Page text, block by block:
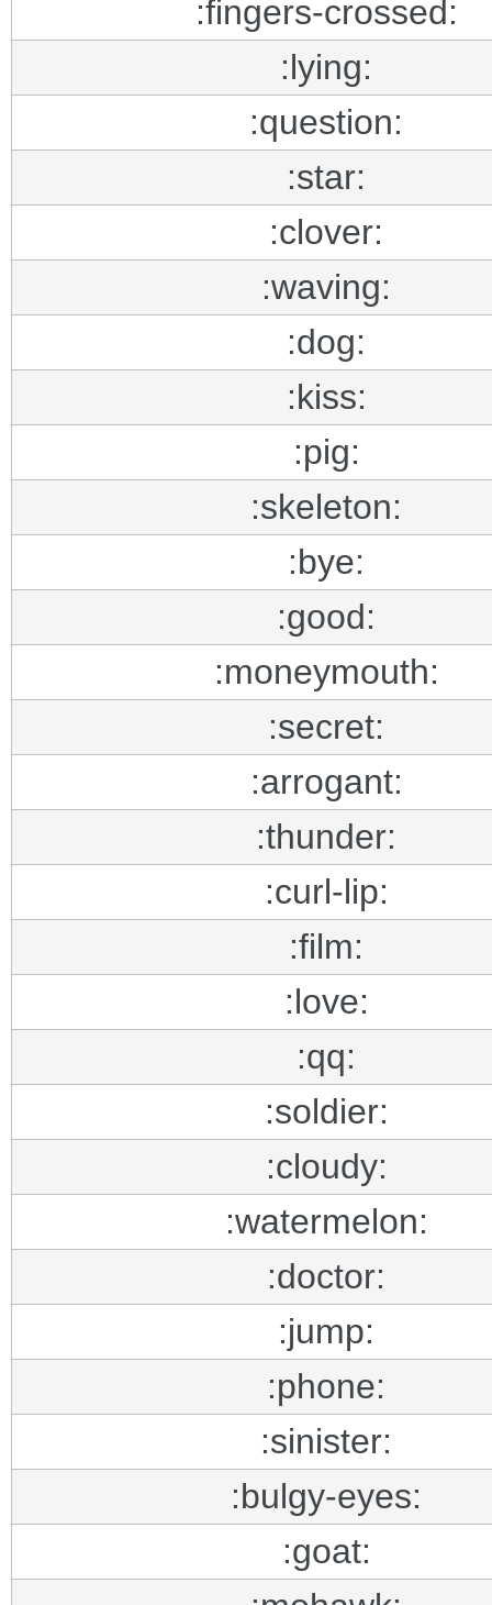
:fingers-crossed:
:lying:
:question:
:star:
:clover:
:waving:
:dog:
:kiss:
:pig:
:skeleton:
:bye:
:good:
:moneymouth:
:secret:
:arrogant:
:thunder:
:curl-lip:
:film:
:love:
:qq:
:soldier:
:cloudy:
:watermelon:
:doctor:
:jump:
:phone:
:sinister:
:bulgy-eyes:
:goat: